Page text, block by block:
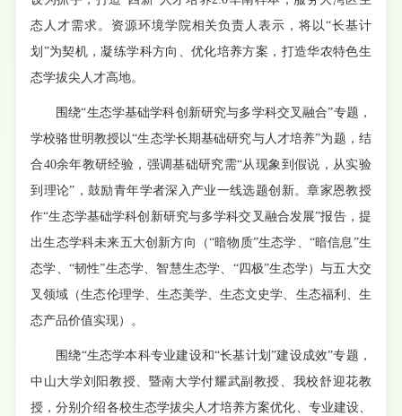
态人才需求。资源环境学院相关负责人表示，将以“长基计
划”为契机，凝练学科方向、优化培养方案，打造华农特色生
态学拔尖人才高地。
围绕“生态学基础学科创新研究与多学科交叉融合”专题，
学校骆世明教授以“生态学长期基础研究与人才培养”为题，结
合40余年教研经验，强调基础研究需“从现象到假说，从实验
到理论”，鼓励青年学者深入产业一线选题创新。章家恩教授
作“生态学基础学科创新研究与多学科交叉融合发展”报告，提
出生态学科未来五大创新方向（“暗物质”生态学、“暗信息”生
态学、“韧性”生态学、智慧生态学、“四极”生态学）与五大交
叉领域（生态伦理学、生态美学、生态文史学、生态福利、生
态产品价值实现）。
围绕“生态学本科专业建设和“长基计划”建设成效”专题，
中山大学刘阳教授、暨南大学付耀武副教授、我校舒迎花教
授，分别介绍各校生态学拔尖人才培养方案优化、专业建设、